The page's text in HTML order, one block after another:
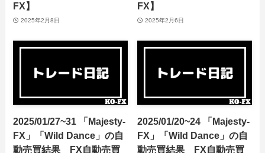
FX】
2025年2月8日
FX】
2025年2月6日
2025/01/27~31 「Majesty-
FX」「Wild Dance」の自
動売買結果 FX自動売買
2025/01/20~24 「Majesty-
FX」「Wild Dance」の自
動売買結果 FX自動売買